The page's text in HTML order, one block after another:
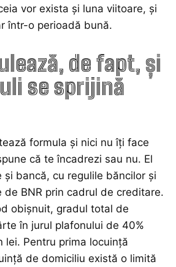
vor exista și luna viitoare, și
într-o perioadă bună.
de fapt, și
se sprijină
formula și nici nu îți face
că te încadrezi sau nu. El
și bancă, cu regulile băncilor și
de BNR prin cadrul de creditare.
obișnuit, gradul total de
în jurul plafonului de 40%
lei. Pentru prima locuință
de domiciliu există o limită